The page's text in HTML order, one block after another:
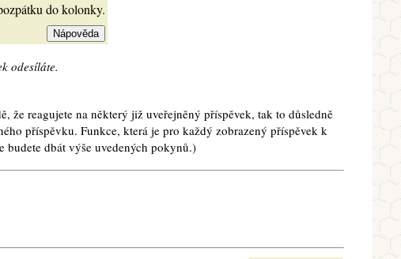
do kolonky.
odesíláte.
že reagujete na některý již uveřejněný příspěvek, tak to důsledně
příspěvku. Funkce, která je pro každý zobrazený příspěvek k
budete dbát výše uvedených pokynů.)